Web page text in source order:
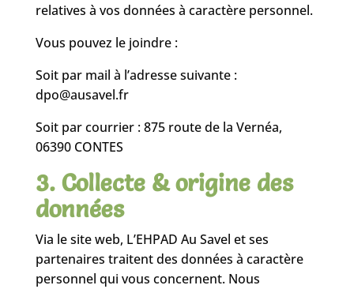
relatives à vos données à caractère personnel.
Vous pouvez le joindre :
Soit par mail à l’adresse suivante :
dpo@ausavel.fr
Soit par courrier : 875 route de la Vernéa,
06390 CONTES
3. Collecte & origine des
données
Via le site web, L’EHPAD Au Savel et ses
partenaires traitent des données à caractère
personnel qui vous concernent. Nous